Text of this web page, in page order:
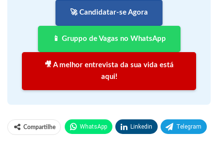
🚀 Candidatar-se Agora
📱 Gruppo de Vagas no WhatsApp
🎥 A melhor entrevista da sua vida está
aqui!
Compartilhe WhatsApp Linkedin Telegram